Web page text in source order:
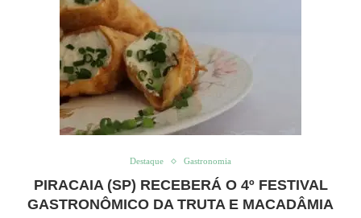
Destaque Gastronomia
PIRACAIA (SP) RECEBERÁ O 4º FESTIVAL
GASTRONÔMICO DA TRUTA E MACADÂMIA